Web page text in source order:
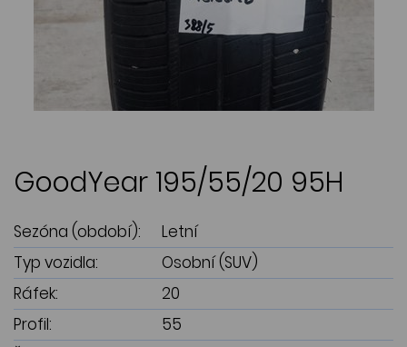
GoodYear 195/55/20 95H
Sezóna (období):
Letní
Typ vozidla:
Osobní (SUV)
Ráfek:
20
Profil:
55